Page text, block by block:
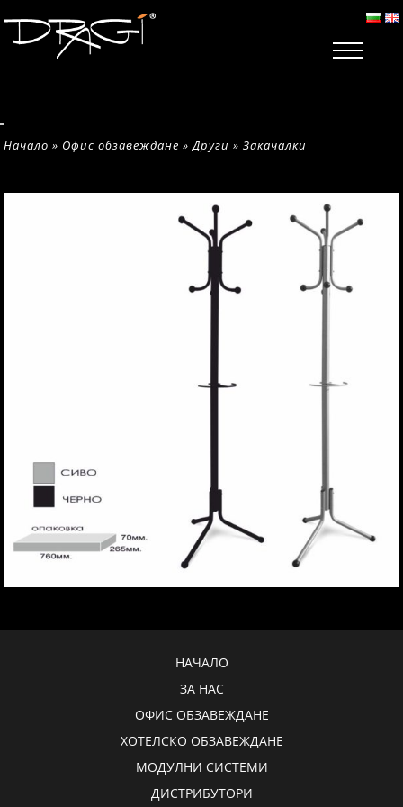
Начало » Офис обзавеждане »Други »Закачалки
НАЧАЛО
ЗА НАС
ОФИС ОБЗАВЕЖДАНЕ
ХОТЕЛСКО ОБЗАВЕЖДАНЕ
МОДУЛНИ СИСТЕМИ
ДИСТРИБУТОРИ